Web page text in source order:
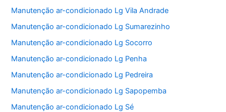
Manutenção ar-condicionado Lg Vila Andrade
Manutenção ar-condicionado Lg Sumarezinho
Manutenção ar-condicionado Lg Socorro
Manutenção ar-condicionado Lg Penha
Manutenção ar-condicionado Lg Pedreira
Manutenção ar-condicionado Lg Sapopemba
Manutenção ar-condicionado Lg Sé